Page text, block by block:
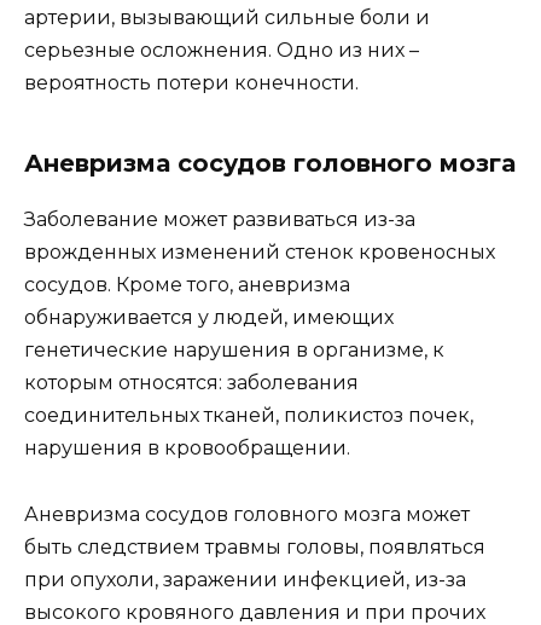
артерии, вызывающий сильные боли и
серьезные осложнения. Одно из них –
вероятность потери конечности.
Аневризма сосудов головного мозга
Заболевание может развиваться из-за
врожденных изменений стенок кровеносных
сосудов. Кроме того, аневризма
обнаруживается у людей, имеющих
генетические нарушения в организме, к
которым относятся: заболевания
соединительных тканей, поликистоз почек,
нарушения в кровообращении.
Аневризма сосудов головного мозга может
быть следствием травмы головы, появляться
при опухоли, заражении инфекцией, из-за
высокого кровяного давления и при прочих